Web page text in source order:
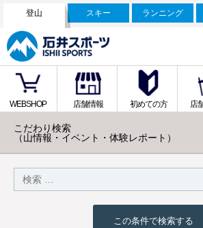
登山 スキー ランニング
WEBSHOP 店舗情報 初めての方 店
こだわり検索
（山情報・イベント・体験レポート）
この条件で検索する